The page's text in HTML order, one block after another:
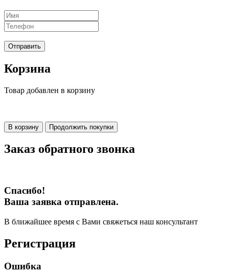
Отправить
Корзина
Товар добавлен в корзину
В корзину Продолжить покупки
Заказ обратного звонка
Спасибо!
Ваша заявка отправлена.
В ближайшее время с Вами свяжеться наш консультант
Регистрация
Ошибка